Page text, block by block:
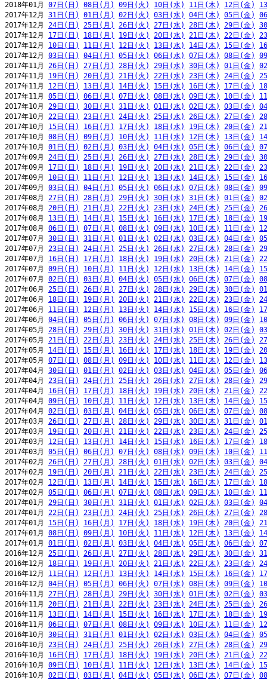
2018年01月 07日(日) 08日(月) 09日(火) 10日(水) 11日(木) 12日(金)
2017年12月 31日(日) 01日(月) 02日(火) 03日(水) 04日(木) 05日(金)
2017年12月 24日(日) 25日(月) 26日(火) 27日(水) 28日(木) 29日(金)
2017年12月 17日(日) 18日(月) 19日(火) 20日(水) 21日(木) 22日(金)
2017年12月 10日(日) 11日(月) 12日(火) 13日(水) 14日(木) 15日(金)
2017年12月 03日(日) 04日(月) 05日(火) 06日(水) 07日(木) 08日(金)
2017年11月 26日(日) 27日(月) 28日(火) 29日(水) 30日(木) 01日(金)
2017年11月 19日(日) 20日(月) 21日(火) 22日(水) 23日(木) 24日(金)
2017年11月 12日(日) 13日(月) 14日(火) 15日(水) 16日(木) 17日(金)
2017年11月 05日(日) 06日(月) 07日(火) 08日(水) 09日(木) 10日(金)
2017年10月 29日(日) 30日(月) 31日(火) 01日(水) 02日(木) 03日(金)
2017年10月 22日(日) 23日(月) 24日(火) 25日(水) 26日(木) 27日(金)
2017年10月 15日(日) 16日(月) 17日(火) 18日(水) 19日(木) 20日(金)
2017年10月 08日(日) 09日(月) 10日(火) 11日(水) 12日(木) 13日(金)
2017年10月 01日(日) 02日(月) 03日(火) 04日(水) 05日(木) 06日(金)
2017年09月 24日(日) 25日(月) 26日(火) 27日(水) 28日(木) 29日(金)
2017年09月 17日(日) 18日(月) 19日(火) 20日(水) 21日(木) 22日(金)
2017年09月 10日(日) 11日(月) 12日(火) 13日(水) 14日(木) 15日(金)
2017年09月 03日(日) 04日(月) 05日(火) 06日(水) 07日(木) 08日(金)
2017年08月 27日(日) 28日(月) 29日(火) 30日(水) 31日(木) 01日(金)
2017年08月 20日(日) 21日(月) 22日(火) 23日(水) 24日(木) 25日(金)
2017年08月 13日(日) 14日(月) 15日(火) 16日(水) 17日(木) 18日(金)
2017年08月 06日(日) 07日(月) 08日(火) 09日(水) 10日(木) 11日(金)
2017年07月 30日(日) 31日(月) 01日(火) 02日(水) 03日(木) 04日(金)
2017年07月 23日(日) 24日(月) 25日(火) 26日(水) 27日(木) 28日(金)
2017年07月 16日(日) 17日(月) 18日(火) 19日(水) 20日(木) 21日(金)
2017年07月 09日(日) 10日(月) 11日(火) 12日(水) 13日(木) 14日(金)
2017年07月 02日(日) 03日(月) 04日(火) 05日(水) 06日(木) 07日(金)
2017年06月 25日(日) 26日(月) 27日(火) 28日(水) 29日(木) 30日(金)
2017年06月 18日(日) 19日(月) 20日(火) 21日(水) 22日(木) 23日(金)
2017年06月 11日(日) 12日(月) 13日(火) 14日(水) 15日(木) 16日(金)
2017年06月 04日(日) 05日(月) 06日(火) 07日(水) 08日(木) 09日(金)
2017年05月 28日(日) 29日(月) 30日(火) 31日(水) 01日(木) 02日(金)
2017年05月 21日(日) 22日(月) 23日(火) 24日(水) 25日(木) 26日(金)
2017年05月 14日(日) 15日(月) 16日(火) 17日(水) 18日(木) 19日(金)
2017年05月 07日(日) 08日(月) 09日(火) 10日(水) 11日(木) 12日(金)
2017年04月 30日(日) 01日(月) 02日(火) 03日(水) 04日(木) 05日(金)
2017年04月 23日(日) 24日(月) 25日(火) 26日(水) 27日(木) 28日(金)
2017年04月 16日(日) 17日(月) 18日(火) 19日(水) 20日(木) 21日(金)
2017年04月 09日(日) 10日(月) 11日(火) 12日(水) 13日(木) 14日(金)
2017年04月 02日(日) 03日(月) 04日(火) 05日(水) 06日(木) 07日(金)
2017年03月 26日(日) 27日(月) 28日(火) 29日(水) 30日(木) 31日(金)
2017年03月 19日(日) 20日(月) 21日(火) 22日(水) 23日(木) 24日(金)
2017年03月 12日(日) 13日(月) 14日(火) 15日(水) 16日(木) 17日(金)
2017年03月 05日(日) 06日(月) 07日(火) 08日(水) 09日(木) 10日(金)
2017年02月 26日(日) 27日(月) 28日(火) 01日(水) 02日(木) 03日(金)
2017年02月 19日(日) 20日(月) 21日(火) 22日(水) 23日(木) 24日(金)
2017年02月 12日(日) 13日(月) 14日(火) 15日(水) 16日(木) 17日(金)
2017年02月 05日(日) 06日(月) 07日(火) 08日(水) 09日(木) 10日(金)
2017年01月 29日(日) 30日(月) 31日(火) 01日(水) 02日(木) 03日(金)
2017年01月 22日(日) 23日(月) 24日(火) 25日(水) 26日(木) 27日(金)
2017年01月 15日(日) 16日(月) 17日(火) 18日(水) 19日(木) 20日(金)
2017年01月 08日(日) 09日(月) 10日(火) 11日(水) 12日(木) 13日(金)
2017年01月 01日(日) 02日(月) 03日(火) 04日(水) 05日(木) 06日(金)
2016年12月 25日(日) 26日(月) 27日(火) 28日(水) 29日(木) 30日(金)
2016年12月 18日(日) 19日(月) 20日(火) 21日(水) 22日(木) 23日(金)
2016年12月 11日(日) 12日(月) 13日(火) 14日(水) 15日(木) 16日(金)
2016年12月 04日(日) 05日(月) 06日(火) 07日(水) 08日(木) 09日(金)
2016年11月 27日(日) 28日(月) 29日(火) 30日(水) 01日(木) 02日(金)
2016年11月 20日(日) 21日(月) 22日(火) 23日(水) 24日(木) 25日(金)
2016年11月 13日(日) 14日(月) 15日(火) 16日(水) 17日(木) 18日(金)
2016年11月 06日(日) 07日(月) 08日(火) 09日(水) 10日(木) 11日(金)
2016年10月 30日(日) 31日(月) 01日(火) 02日(水) 03日(木) 04日(金)
2016年10月 23日(日) 24日(月) 25日(火) 26日(水) 27日(木) 28日(金)
2016年10月 16日(日) 17日(月) 18日(火) 19日(水) 20日(木) 21日(金)
2016年10月 09日(日) 10日(月) 11日(火) 12日(水) 13日(木) 14日(金)
2016年10月 02日(日) 03日(月) 04日(火) 05日(水) 06日(木) 07日(金)